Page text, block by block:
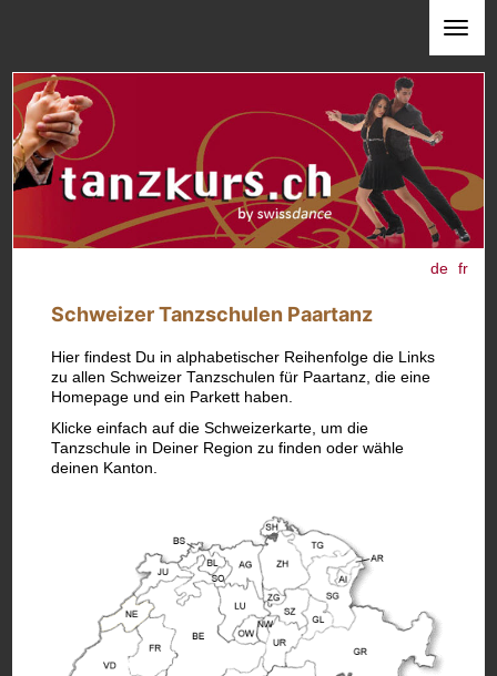
de fr
Schweizer Tanzschulen Paartanz
Hier findest Du in alphabetischer Reihenfolge die Links
zu allen Schweizer Tanzschulen für Paartanz, die eine
Homepage und ein Parkett haben.
Klicke einfach auf die Schweizerkarte, um die
Tanzschule in Deiner Region zu finden oder wähle
deinen Kanton.